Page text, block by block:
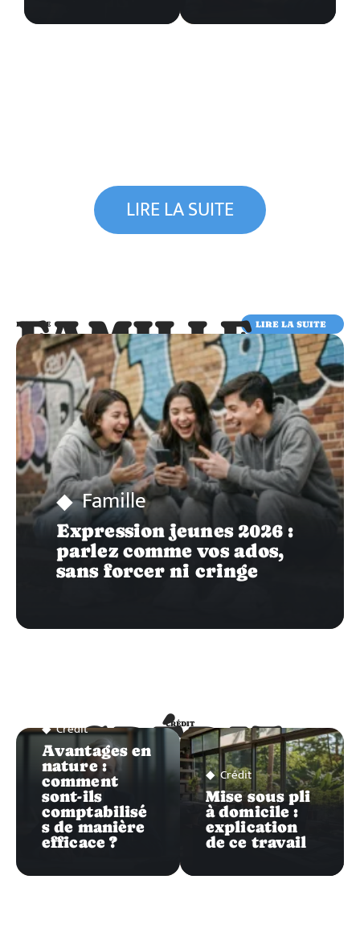
LIRE LA SUITE
FAMILLE
FAMILLE LIRE LA SUITE
Famille
Expression jeunes 2026 :
parlez comme vos ados,
sans forcer ni cringe
CRÉDIT
CRÉDIT
Crédit
Avantages en
nature :
comment
sont-ils
comptabilisé
s de manière
efficace ?
Crédit
Mise sous pli
à domicile :
explication
de ce travail